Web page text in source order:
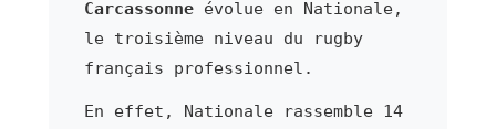
Carcassonneévolue en Nationale,
le troisième niveau du rugby
français professionnel.
En effet, Nationale rassemble 14